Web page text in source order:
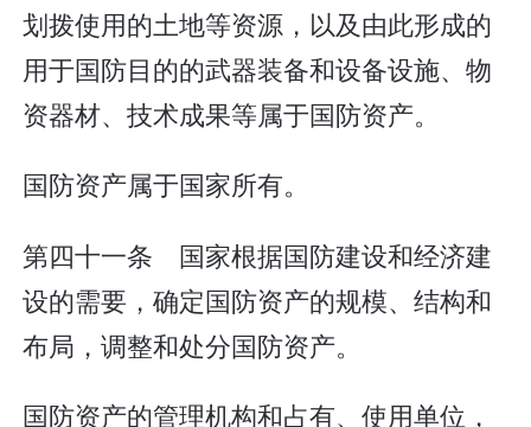
划拨使用的土地等资源，以及由此形成的
用于国防目的的武器装备和设备设施、物
资器材、技术成果等属于国防资产。
国防资产属于国家所有。
第四十一条 国家根据国防建设和经济建
设的需要，确定国防资产的规模、结构和
布局，调整和处分国防资产。
国防资产的管理机构和占有、使用单位，